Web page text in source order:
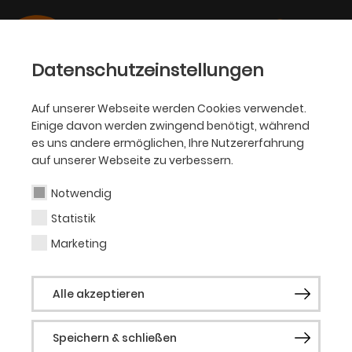
Datenschutzeinstellungen
Auf unserer Webseite werden Cookies verwendet.
Einige davon werden zwingend benötigt, während
es uns andere ermöglichen, Ihre Nutzererfahrung
auf unserer Webseite zu verbessern.
Notwendig
Statistik
Marketing
Alle akzeptieren
Speichern & schließen
PHILHARMONIKER
Aleksandra Jovanović
Gastsolistin (Sopran)
Die in Belgrad geborene
Koloratursopranistin Aleksandra Jovanović
begann ihre musikalische Ausbildung als
sie 9 Jahre alt war. Sie absolvierte ihre